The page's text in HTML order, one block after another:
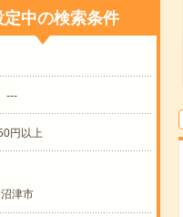
定中の検索条件
---
円以上
沼津市